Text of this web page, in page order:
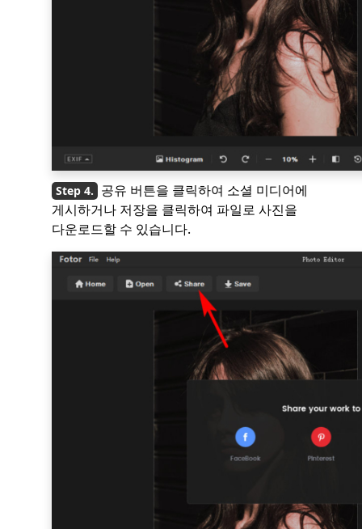
공유 버튼을 클릭하여 소셜 미디어에
게시하거나 저장을 클릭하여 파일로 사진을
다운로드할 수 있습니다.